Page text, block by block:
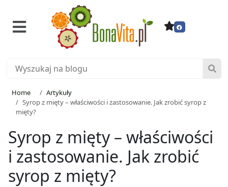
Home
Artykuły
Syrop z mięty – właściwości i zastosowanie. Jak zrobić syrop z
mięty?
Syrop z mięty – właściwości
i zastosowanie. Jak zrobić
syrop z mięty?